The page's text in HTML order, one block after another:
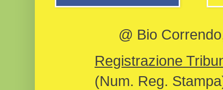
@ Bio
Registrazione
(Num. Reg.